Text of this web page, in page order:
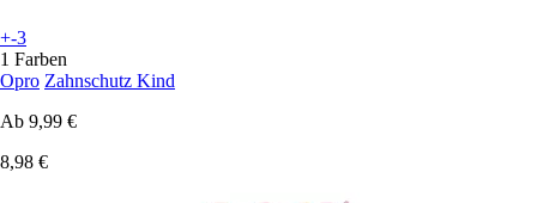
+-3
1 Farben
Opro Zahnschutz Kind
Ab 9,99 €
8,98 €